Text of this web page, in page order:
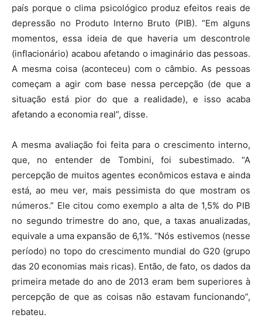
país porque o clima psicológico produz efeitos reais de
depressão no Produto Interno Bruto (PIB). “Em alguns
momentos, essa ideia de que haveria um descontrole
(inflacionário) acabou afetando o imaginário das pessoas.
A mesma coisa (aconteceu) com o câmbio. As pessoas
começam a agir com base nessa percepção (de que a
situação está pior do que a realidade), e isso acaba
afetando a economia real”, disse.
A mesma avaliação foi feita para o crescimento interno,
que, no entender de Tombini, foi subestimado. “A
percepção de muitos agentes econômicos estava e ainda
está, ao meu ver, mais pessimista do que mostram os
números.” Ele citou como exemplo a alta de 1,5% do PIB
no segundo trimestre do ano, que, a taxas anualizadas,
equivale a uma expansão de 6,1%. “Nós estivemos (nesse
período) no topo do crescimento mundial do G20 (grupo
das 20 economias mais ricas). Então, de fato, os dados da
primeira metade do ano de 2013 eram bem superiores à
percepção de que as coisas não estavam funcionando”,
rebateu.